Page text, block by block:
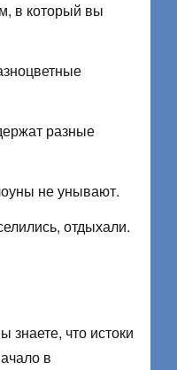
в который вы
разные
не унывают.
отдыхали.
знаете, что истоки
в